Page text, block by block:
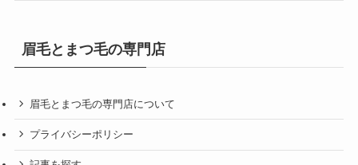
眉毛とまつ毛の専門店
眉毛とまつ毛の専門店について
プライバシーポリシー